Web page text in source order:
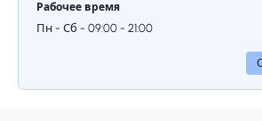
Рабочее время
Пн - Сб - 09:00 - 21:00